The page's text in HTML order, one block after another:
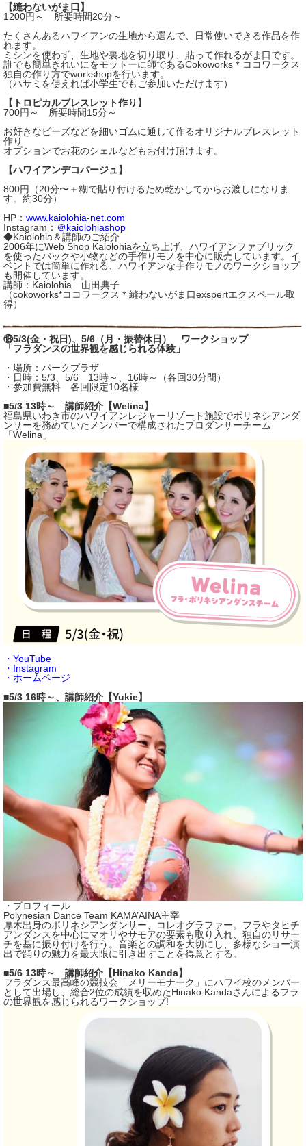
【縫わないがま口】
1200円～ 所要時間20分～
たくさんあるハワイアンの生地から選んで、日常使いできる作品を作
れます。
ミシンを使わず、生地や裏地を切り取り、貼って作れるがま口です。
誰でも簡単きれいにをモットーに師であるCokoworks＊ココワークス
独自の作り方でworkshopを行います。
（ハサミを使えれば小学生でもご参加いただけます）
【トロピカルブレスレット作り】
700円～ 所要時間15分～
お好きなビーズなどを細いゴムに通して作るオリジナルブレスレット
作り
オプションでお花のシェルなどもお付け頂けます。
【ハワイアンデコパージュ】
800円（20分〜＋糊で貼り付けるため乾かしてからお渡しになりま
す。約30分）
HP： www.kaiolohia-net.com
Instagram： ＠kaiolohiashop
◆Kaiolohia＆講師のご紹介
2006年にWeb Shop Kaiolohiaを立ち上げ、ハワイアンファブリック
を使ったバックや小物などの手作りモノを中心に販売しています。イ
ベントでは簡単に作れる、ハワイアンな手作りモノのワークショップ
も開催しています。
講師：Kaiolohia 山田典子
（cokoworks*ココワークス＊縫わないがま口exspertエクスペール取
得）
⑱5/3(金・祝日)、5/6（月・振替休日） ワークショップ
「フラダンスの世界観を感じられる体験」
・場所：パークプラザ
・日時：5/3、5/6 13時～、16時～（各回30分間）
・参加費無料 各回限定10名様
■5/3 13時～ 講師紹介【Welina】
福島県いわき市のハワイアンレジャーリゾート施設でポリネシアンダ
ンサーを務めていたメンバーで構成されたプロダンサーチーム
「Welina」
・YouTube
・Instagram
・ホームページ
■5/3 16時～、講師紹介【Yukie】
・プロフィール
Polynesian Dance Team KAMA’AINA主宰
厚木出身のポリネシアンダンサー、コレオグラファー。フラやタヒチ
アンダンスを中心にマオリやサモアの要素も取り入れ、独自のリサー
チを基に振り付けを行う。音楽との調和を大切にし、多様なショー演
出で踊りの魅力を最大限に引き出すことを得意とする。
■5/6 13時～ 講師紹介【Hinako Kanda】
フラダンス最高峰の競技会「メリーモナーク」にハワイ校のメンバー
として出場し、総合2位の成績を収めたHinako Kandaさんによるフラ
の世界観を感じられるワークショップ!